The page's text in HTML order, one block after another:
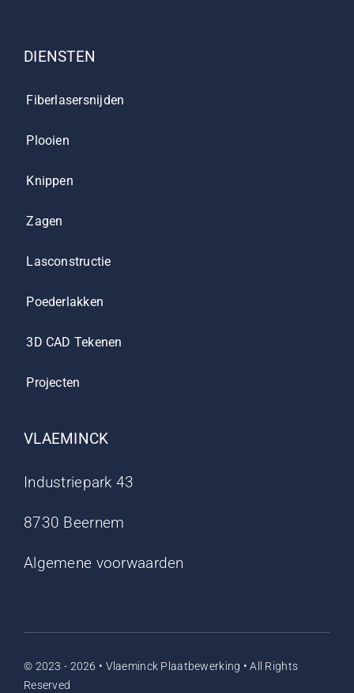
DIENSTEN
Fiberlasersnijden
Plooien
Knippen
Zagen
Lasconstructie
Poederlakken
3D CAD Tekenen
Projecten
VLAEMINCK
Industriepark 43
8730 Beernem
Algemene voorwaarden
© 2023 - 2026 • Vlaeminck Plaatbewerking • All Rights
Reserved